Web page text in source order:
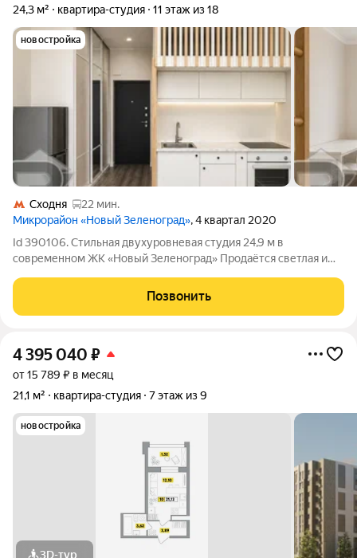
24,3 м² квартира-студия 11 этаж из 18
новостройка
Сходня
22 мин.
Микрорайон «Новый Зеленоград», 4 квартал 2020
Id 390106. Стильная двухуровневая студия 24,9 м в
современном ЖК «Новый Зеленоград» Продаётся светлая и
одном из самых современных жилых комплексов
Позвонить
4 395 040 ₽
от 15 789 ₽ в месяц
21,1 м²
квартира-студия 7 этаж из 9
новостройка
3D-тур